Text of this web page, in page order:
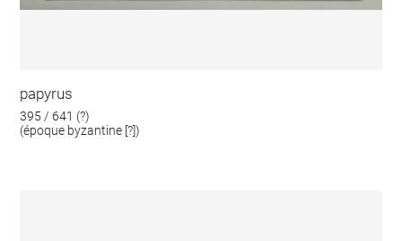
papyrus
395 / 641 (?)
(époque byzantine [?])